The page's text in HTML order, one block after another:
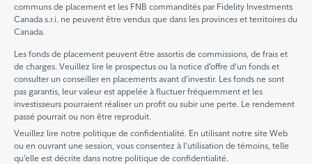
communs de placement et les FNB commandités par Fidelity Investments
Canada s.r.i. ne peuvent être vendus que dans les provinces et territoires du
Canada.
Les fonds de placement peuvent être assortis de commissions, de frais et
de charges. Veuillez lire le prospectus ou la notice d’offre d’un fonds et
consulter un conseiller en placements avant d’investir. Les fonds ne sont
pas garantis, leur valeur est appelée à fluctuer fréquemment et les
investisseurs pourraient réaliser un profit ou subir une perte. Le rendement
passé pourrait ou non être reproduit.
Veuillez lire notre politique de confidentialité. En utilisant notre site Web
ou en ouvrant une session, vous consentez à l’utilisation de témoins, telle
qu’elle est décrite dans notre politique de confidentialité.